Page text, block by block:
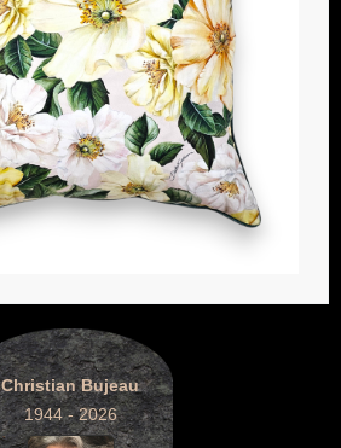
Christian Bujeau
1944 - 2026